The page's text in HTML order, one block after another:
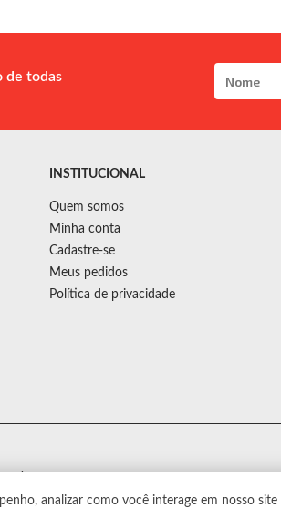
de todas
analizar como você interage em nosso
INSTITUCIONAL
Quem somos
Minha conta
Cadastre-se
Meus pedidos
Política de privacidade